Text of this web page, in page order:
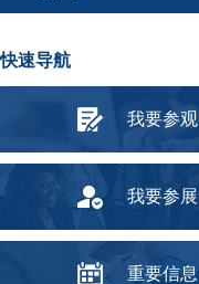
快速导航
我要参观
我要参展
重要信息